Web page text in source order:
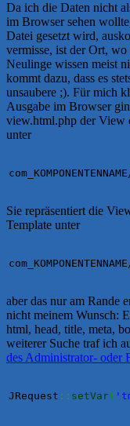
Da ich die Daten nicht
im Browser sehen
Datei gesetzt wird,
vermisse, ist der Ort,
Neulinge wissen meist
kommt dazu, dass es
unsaubere ;). Für mich
Ausgabe im Browser
view.html.php der View
unter
Sie repräsentiert die
Template unter
aber das nur am Rande
nicht meinem Wunsch:
html, head, title, meta,
weiterer Suche traf ich
des Administrator- oder
JRequest :: setVar(